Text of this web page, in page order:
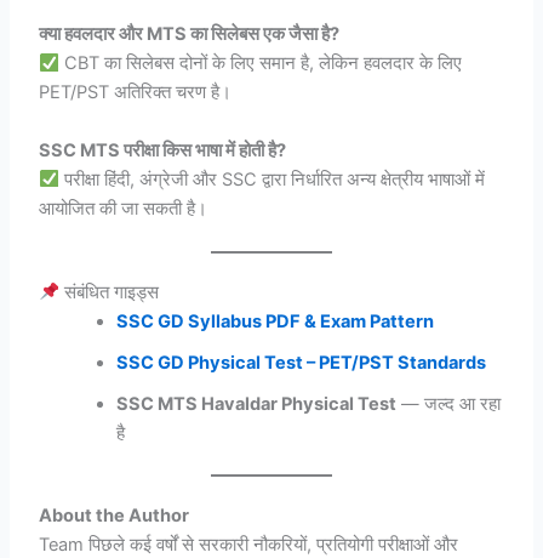
क्या हवलदार और MTS का सिलेबस एक जैसा है?
CBT का सिलेबस दोनों के लिए समान है, लेकिन हवलदार के लिए
PET/PST अतिरिक्त चरण है।
SSC MTS परीक्षा किस भाषा में होती है?
परीक्षा हिंदी, अंग्रेजी और SSC द्वारा निर्धारित अन्य क्षेत्रीय भाषाओं में
आयोजित की जा सकती है।
संबंधित गाइड्स
SSC GD Syllabus PDF & Exam Pattern
SSC GD Physical Test – PET/PST Standards
SSC MTS Havaldar Physical Test — जल्द आ रहा
है
About the Author
Team पिछले कई वर्षों से सरकारी नौकरियों, प्रतियोगी परीक्षाओं और